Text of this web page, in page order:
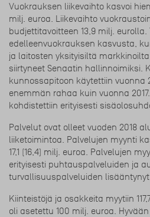
Vuokrauksen liikevaihto kasvoi
milj. euroa. Liikevaihto
budjettitavoitteen 13,9 milj.
edelleenvuokrauksen kasvusta,
ja laitosten yksityisiltä
siirtyneet Senaatin hallinnoimiksi.
kunnossapitoon käytettiin vuonna
enemmän rahaa kuin vuonna
kohdistettiin erityisesti
Palvelut ovat olleet vuoden 2018
liiketoimintoa. Palvelujen myynti
17,1 (16,4) milj. euroa. Palvelujen
erityisesti puhtauspalveluiden ja
turvallisuuspalveluiden lisääntynyt
Kiinteistöjä ja osakkeita myytiin
oli asetettu 100 milj. euroa.